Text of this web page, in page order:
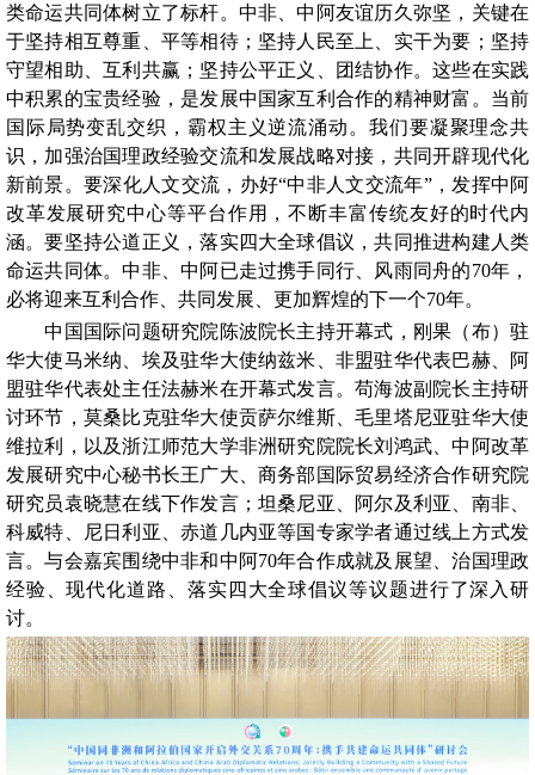
类命运共同体树立了标杆。中非、中阿友谊历久弥坚，关键在
于坚持相互尊重、平等相待；坚持人民至上、实干为要；坚持
守望相助、互利共赢；坚持公平正义、团结协作。这些在实践
中积累的宝贵经验，是发展中国家互利合作的精神财富。当前
国际局势变乱交织，霸权主义逆流涌动。我们要凝聚理念共
识，加强治国理政经验交流和发展战略对接，共同开辟现代化
新前景。要深化人文交流，办好“中非人文交流年”，发挥中阿
改革发展研究中心等平台作用，不断丰富传统友好的时代内
涵。要坚持公道正义，落实四大全球倡议，共同推进构建人类
命运共同体。中非、中阿已走过携手同行、风雨同舟的70年，
必将迎来互利合作、共同发展、更加辉煌的下一个70年。
中国国际问题研究院陈波院长主持开幕式，刚果（布）驻
华大使马米纳、埃及驻华大使纳兹米、非盟驻华代表巴赫、阿
盟驻华代表处主任法赫米在开幕式发言。苟海波副院长主持研
讨环节，莫桑比克驻华大使贡萨尔维斯、毛里塔尼亚驻华大使
维拉利，以及浙江师范大学非洲研究院院长刘鸿武、中阿改革
发展研究中心秘书长王广大、商务部国际贸易经济合作研究院
研究员袁晓慧在线下作发言；坦桑尼亚、阿尔及利亚、南非、
科威特、尼日利亚、赤道几内亚等国专家学者通过线上方式发
言。与会嘉宾围绕中非和中阿70年合作成就及展望、治国理政
经验、现代化道路、落实四大全球倡议等议题进行了深入研
讨。